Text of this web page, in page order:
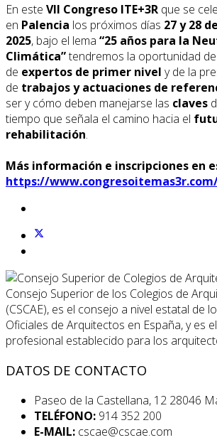
En este VII Congreso ITE+3R que se
en Palencia los próximos días 27 y 28
2025, bajo el lema “25 años para la
Climática”tendremos la oportunidad
de expertos de primer nivel y de la
de trabajos y actuaciones de
ser y cómo deben manejarse las claves
tiempo que señala el camino hacia el
rehabilitación.
Más información e inscripciones en
https://
Consejo Superior de los Colegios de
(CSCAE), es el consejo a nivel estatal de
Oficiales de Arquitectos en España, y es
profesional establecido para los
DATOS DE CONTACTO
Paseo de la Castellana, 12 28046
TELÉFONO: 914 352 200
E-MAIL: cscae@cscae.com